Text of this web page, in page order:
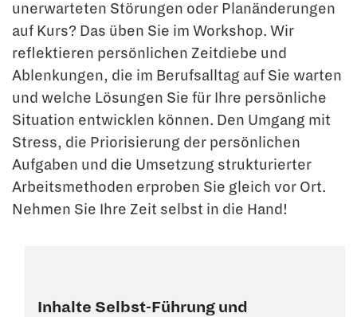
unerwarteten Störungen oder Planänderungen
auf Kurs? Das üben Sie im Workshop. Wir
reflektieren persönlichen Zeitdiebe und
Ablenkungen, die im Berufsalltag auf Sie warten
und welche Lösungen Sie für Ihre persönliche
Situation entwicklen können. Den Umgang mit
Stress, die Priorisierung der persönlichen
Aufgaben und die Umsetzung strukturierter
Arbeitsmethoden erproben Sie gleich vor Ort.
Nehmen Sie Ihre Zeit selbst in die Hand!
Inhalte Selbst-Führung und